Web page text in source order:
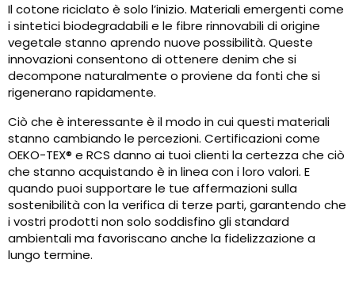
Il cotone riciclato è solo l’inizio. Materiali emergenti come
i sintetici biodegradabili e le fibre rinnovabili di origine
vegetale stanno aprendo nuove possibilità. Queste
innovazioni consentono di ottenere denim che si
decompone naturalmente o proviene da fonti che si
rigenerano rapidamente.
Ciò che è interessante è il modo in cui questi materiali
stanno cambiando le percezioni. Certificazioni come
OEKO-TEX® e RCS danno ai tuoi clienti la certezza che ciò
che stanno acquistando è in linea con i loro valori. E
quando puoi supportare le tue affermazioni sulla
sostenibilità con la verifica di terze parti, garantendo che
i vostri prodotti non solo soddisfino gli standard
ambientali ma favoriscano anche la fidelizzazione a
lungo termine.